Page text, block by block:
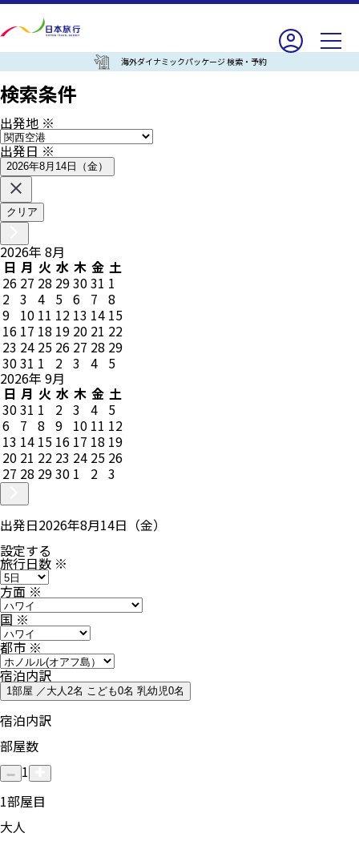
海外ダイナミックパッケージ 検索・予約
検索条件
出発地 ※
出発日※
2026年8月14日（金）
クリア
2026年 8月
日 月 火 水 木 金 土
26 27 28 293031 1
2 3 4 5 6 7 8
9 10 11 12 13 14 15
16 17 18 19 20 21 22
23 24 25 26 27 28 29
3031 1 2 3 4 5
2026年 9月
日 月 火 水 木 金 土
3031 1 2 3 4 5
6 7 8 9 10 11 12
13 14 15 16 17 18 19
20 21 22 23 24 25 26
27 28 2930 1 2 3
出発日2026年8月14日（金）
設定する
旅行日数 ※
方面※
国※
都市※
宿泊内訳
1部屋 ／大人2名 こども0名 乳幼児0名
宿泊内訳
部屋数
1
1部屋目
大人